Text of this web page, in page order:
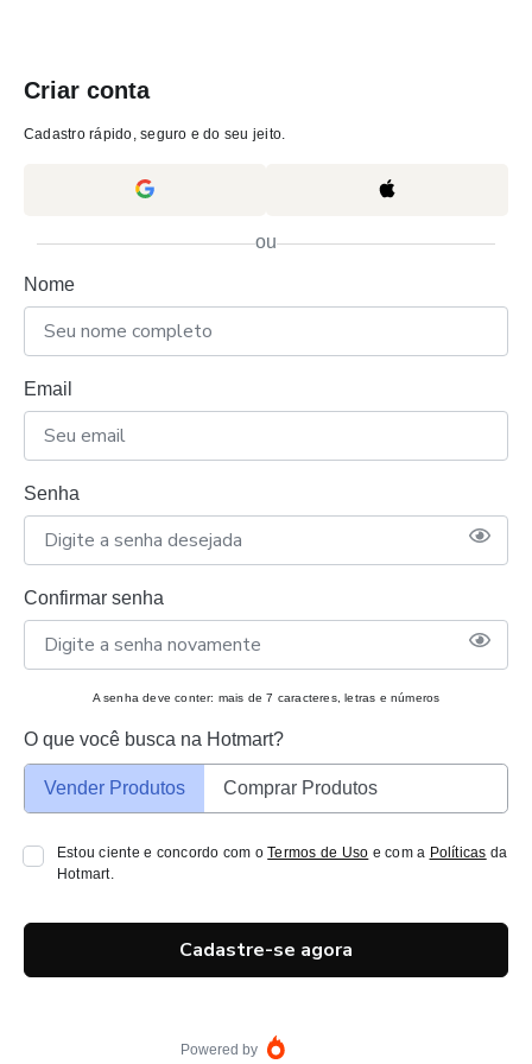
Criar conta
Cadastro rápido, seguro e do seu jeito.
ou
Nome
Email
Senha
Confirmar senha
A senha deve conter: mais de 7 caracteres, letras e números
O que você busca na Hotmart?
Vender Produtos Comprar Produtos
Estou ciente e concordo com oTermos de Uso e com a Políticas da
Hotmart.
Cadastre-se agora
Powered by